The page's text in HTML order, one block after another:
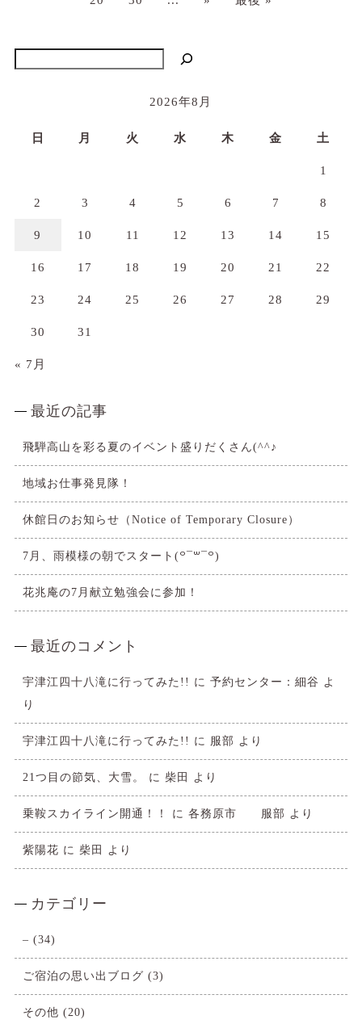
2026年8月
日 月 火 水 木 金 土
1
2 3 4 5 6 7 8
9 10 11 12 13 14 15
16 17 18 19 20 21 22
23 24 25 26 27 28 29
30 31
« 7月
最近の記事
飛騨高山を彩る夏のイベント盛りだくさん(^^♪
地域お仕事発見隊！
休館日のお知らせ（Notice of Temporary Closure）
7月、雨模様の朝でスタート(꒪¯꒳​¯꒪)
花兆庵の7月献立勉強会に参加！
最近のコメント
宇津江四十八滝に行ってみた!! に 予約センター：細谷 よ
り
宇津江四十八滝に行ってみた!! に 服部 より
21つ目の節気、大雪。 に 柴田 より
乗鞍スカイライン開通！！ に 各務原市 服部 より
紫陽花 に 柴田 より
カテゴリー
– (34)
ご宿泊の思い出ブログ (3)
その他 (20)